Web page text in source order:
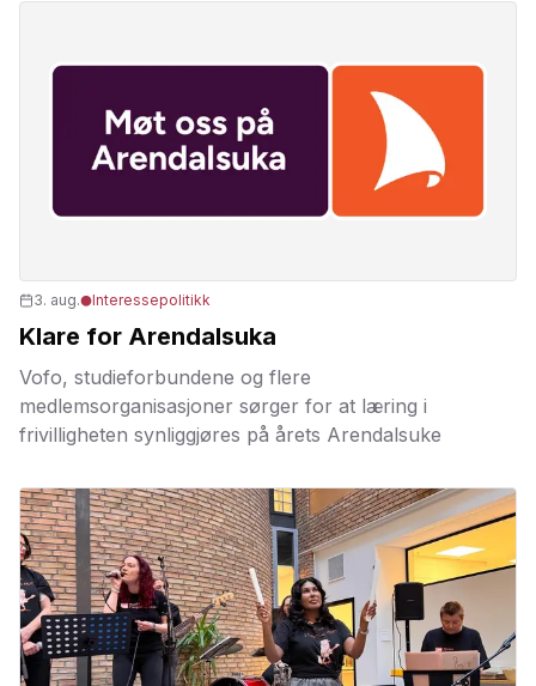
3. aug. Interessepolitikk
Klare for Arendalsuka
Vofo, studieforbundene og flere
medlemsorganisasjoner sørger for at læring i
frivilligheten synliggjøres på årets Arendalsuke